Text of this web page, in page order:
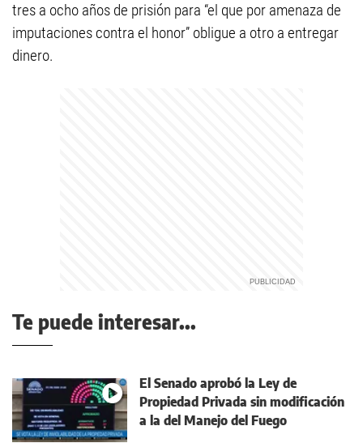
tres a ocho años de prisión para “el que por amenaza de
imputaciones contra el honor” obligue a otro a entregar
dinero.
Te puede interesar...
El Senado aprobó la Ley de
Propiedad Privada sin modificación
a la del Manejo del Fuego